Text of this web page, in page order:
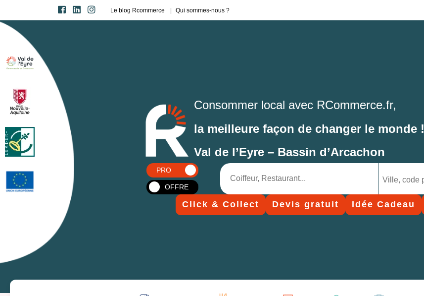
Le blog Rcommerce Qui sommes-nous ?
Consommer local avec RCommerce.fr,
la meilleure façon de changer le monde !
Val de l’Eyre – Bassin d’Arcachon
PRO
OFFRE
Click & Collect Devis gratuit Idée Cadeau